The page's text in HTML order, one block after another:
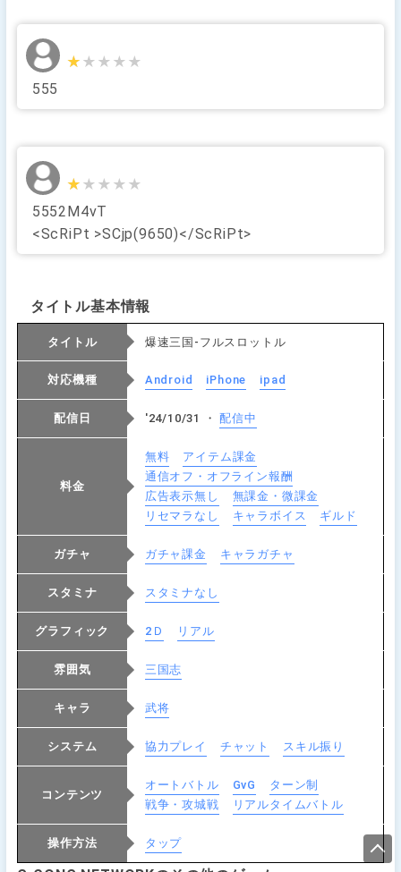
★★★★★
★★★★★
555
★★★★★
★★★★★
5552M4vT
<ScRiPt >SCjp(9650)</ScRiPt>
タイトル基本情報
タイトル 爆速三国-フルスロットル
対応機種 Android iPhone ipad
配信日 '24/10/31 ・配信中
料金
無料
アイテム課金
通信オフ・オフライン報酬
広告表示無し
無課金・微課金
リセマラなし
キャラボイス ギルド
ガチャ ガチャ課金 キャラガチャ
スタミナ スタミナなし
グラフィック 2Ｄ リアル
雰囲気 三国志
キャラ 武将
システム 協力プレイ チャット スキル振り
コンテンツ
オートバトル GvG
ターン制
戦争・攻城戦
リアルタイムバトル
操作方法 タップ